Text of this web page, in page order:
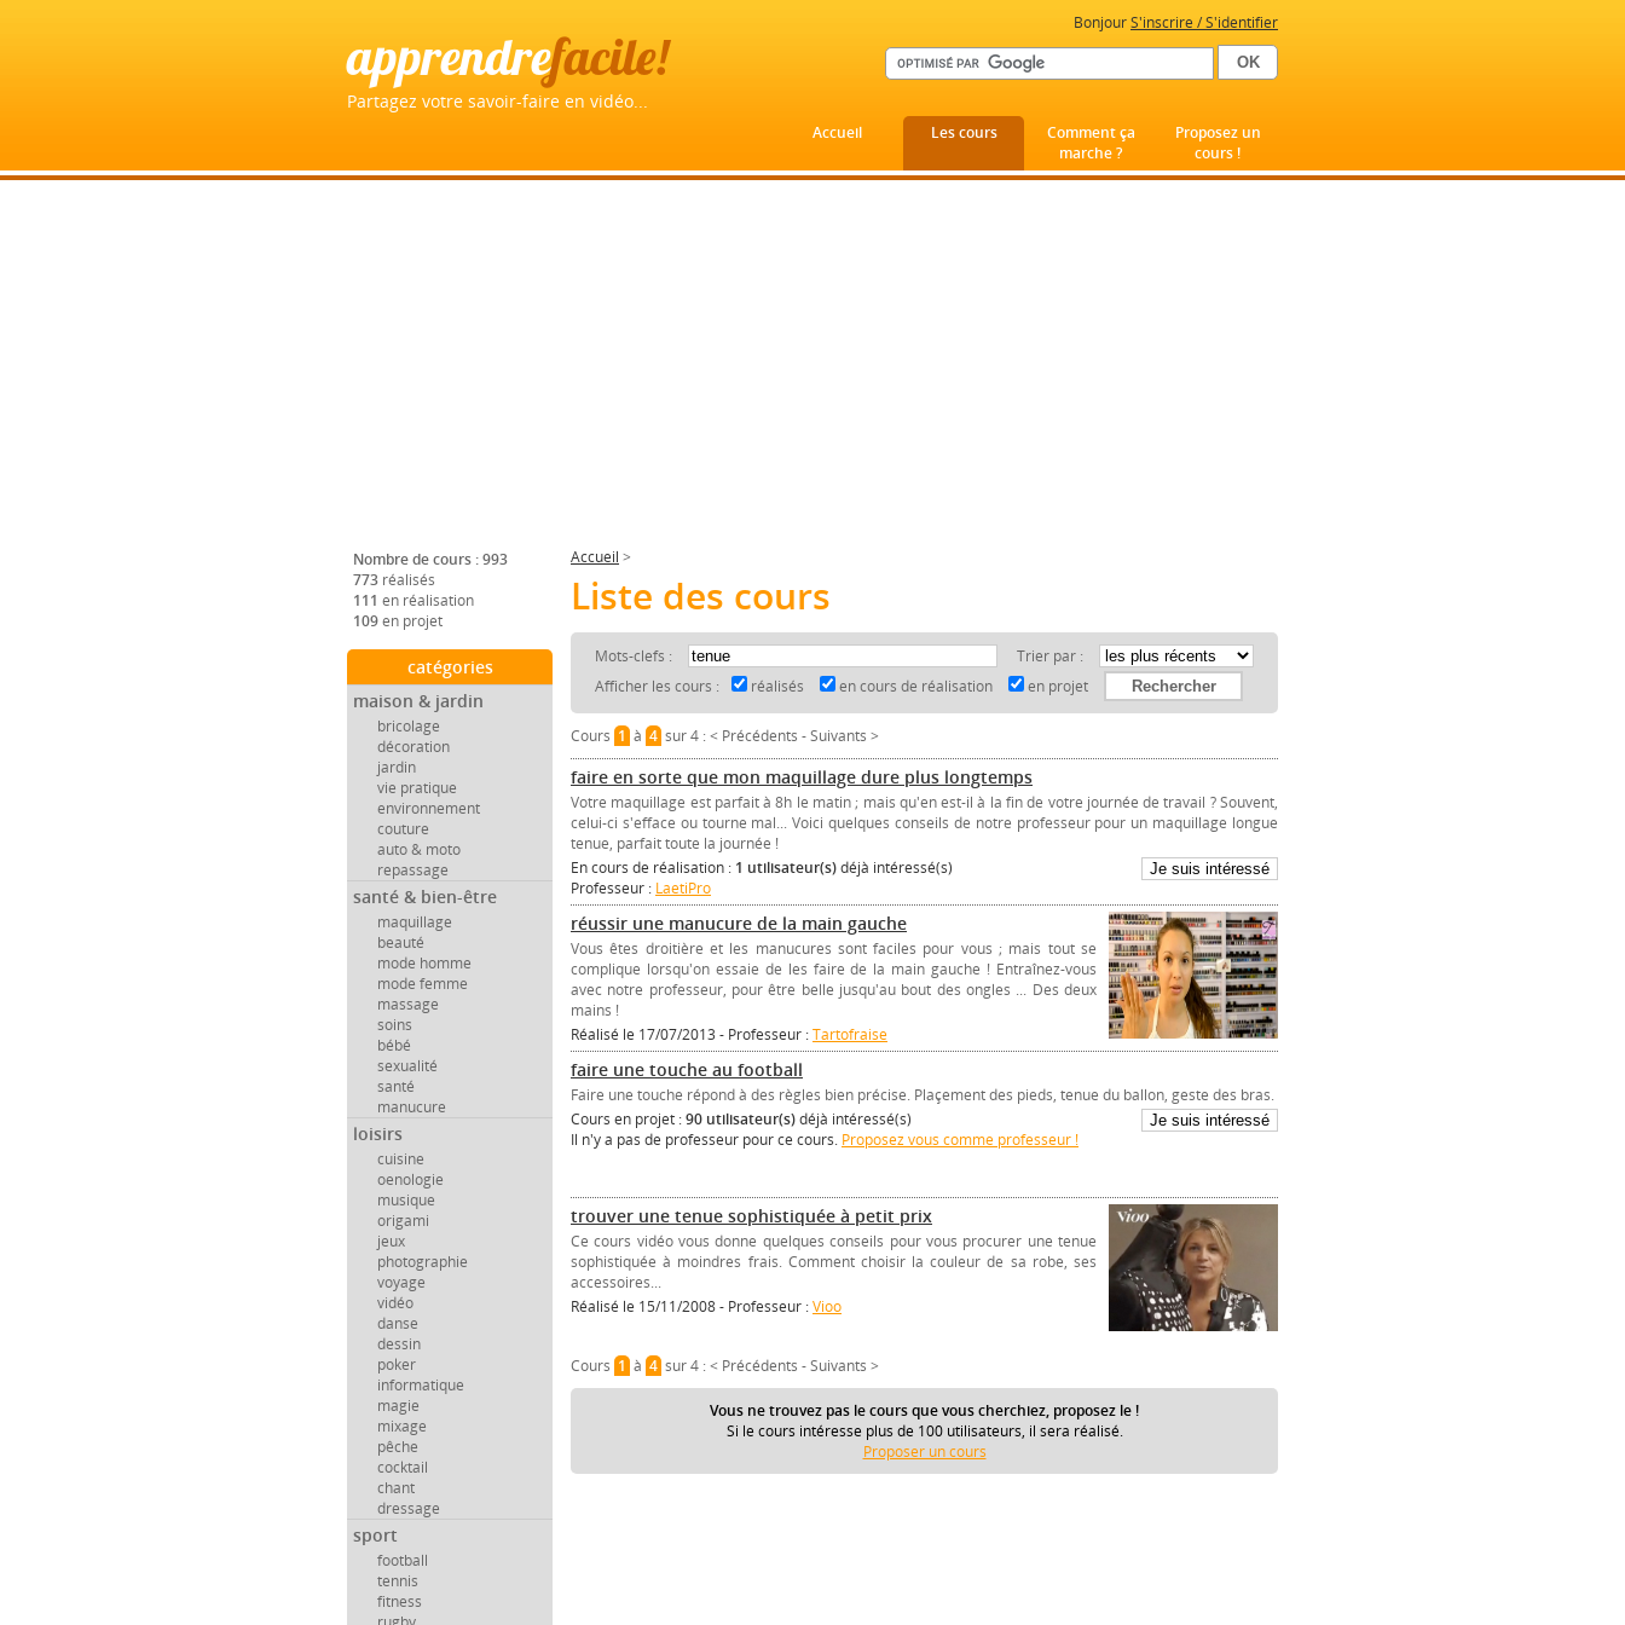
apprendrefacile!
Partagez votre savoir-faire en vidéo...
BonjourS'inscrire / S'identifier
Accueil Les cours
Comment ça
marche ?
Proposez un
cours !
Nombre de cours : 993
773 réalisés
111 en réalisation
109en projet
catégories
maison & jardin
bricolage
décoration
jardin
vie pratique
environnement
couture
auto & moto
repassage
santé & bien-être
maquillage
beauté
mode homme
mode femme
massage
soins
bébé
sexualité
santé
manucure
loisirs
cuisine
oenologie
musique
origami
jeux
photographie
voyage
vidéo
danse
dessin
poker
informatique
magie
mixage
pêche
cocktail
chant
dressage
sport
football
tennis
fitness
Accueil >
Liste des cours
Mots-clefs :
Trier par :
Afficher les cours :
réalisés en cours de réalisation en projet
Cours 1à 4sur 4 :< Précédents -Suivants >
faire en sorte que mon maquillage dure plus longtemps
Votre maquillage est parfait à 8h le matin ; mais qu'en est-il à la fin de votre journée de travail ? Souvent,
celui-ci s'efface ou tourne mal... Voici quelques conseils de notre professeur pour un maquillage longue
tenue, parfait toute la journée !
En cours de réalisation : 1 utilisateur(s)déjà intéressé(s)
Professeur : LaetiPro
réussir une manucure de la main gauche
Vous êtes droitière et les manucures sont faciles pour vous ; mais tout se
complique lorsqu'on essaie de les faire de la main gauche ! Entraînez-vous
avec notre professeur, pour être belle jusqu'au bout des ongles ... Des deux
mains !
Réalisé le 17/07/2013 - Professeur :Tartofraise
faire une touche au football
Faire une touche répond à des règles bien précise. Plaçement des pieds, tenue du ballon, geste des bras.
Cours en projet :90 utilisateur(s)déjà intéressé(s)
Il n'y a pas de professeur pour ce cours. Proposez vous comme professeur !
trouver une tenue sophistiquée à petit prix
Ce cours vidéo vous donne quelques conseils pour vous procurer une tenue
sophistiquée à moindres frais. Comment choisir la couleur de sa robe, ses
accessoires...
Réalisé le 15/11/2008 - Professeur :Vioo
Cours 1à 4sur 4 :< Précédents -Suivants >
Vous ne trouvez pas le cours que vous cherchiez, proposez le !
Si le cours intéresse plus de 100 utilisateurs, il sera réalisé.
Proposer un cours